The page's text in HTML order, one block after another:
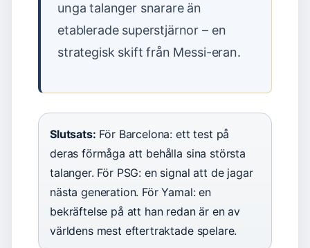
unga talanger snarare än
etablerade superstjärnor – en
strategisk skift från Messi-eran.
Slutsats: För Barcelona: ett test på
deras förmåga att behålla sina största
talanger. För PSG: en signal att de jagar
nästa generation. För Yamal: en
bekräftelse på att han redan är en av
världens mest eftertraktade spelare.